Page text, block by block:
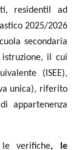
residentiI ad
2025/2026
secondaria
il cui
(ISEE),
unica), riferito
appartenenza
verifiche, le